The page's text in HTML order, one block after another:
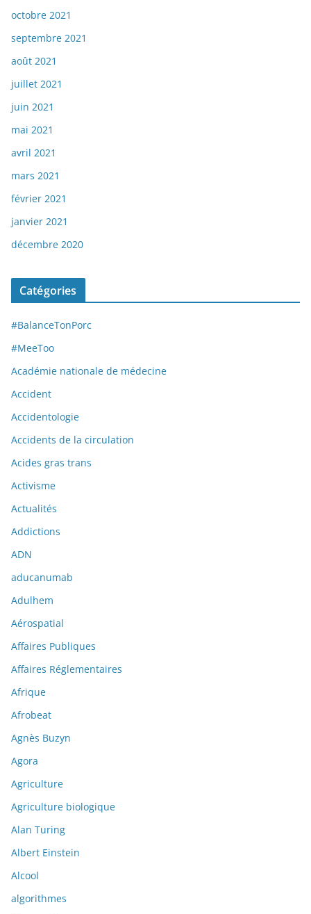
octobre 2021
septembre 2021
août 2021
juillet 2021
juin 2021
mai 2021
avril 2021
mars 2021
février 2021
janvier 2021
décembre 2020
Catégories
#BalanceTonPorc
#MeeToo
Académie nationale de médecine
Accident
Accidentologie
Accidents de la circulation
Acides gras trans
Activisme
Actualités
Addictions
ADN
aducanumab
Adulhem
Aérospatial
Affaires Publiques
Affaires Réglementaires
Afrique
Afrobeat
Agnès Buzyn
Agora
Agriculture
Agriculture biologique
Alan Turing
Albert Einstein
Alcool
algorithmes